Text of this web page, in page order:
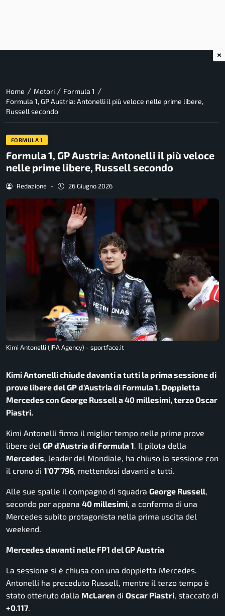
Home / Motori / Formula 1 /
Formula 1, GP Austria: Antonelli il più veloce nelle prime libere,
Russell secondo
FORMULA 1
Formula 1, GP Austria: Antonelli il più veloce
nelle prime libere, Russell secondo
Redazione - 26 Giugno 2026
Kimi Antonelli (IPA Agency) - sportface.it
Kimi Antonelli chiude davanti a tutti la prima sessione di
prove libere del GP d’Austria di Formula 1. Doppietta
Mercedes con George Russell a 40 millesimi, terzo Oscar
Piastri.
Kimi Antonelli firma il miglior tempo nelle prime prove
libere del GP d’Austria di Formula 1. Il pilota della
Mercedes, leader del Mondiale, ha chiuso la sessione con
il crono di 1’07”796, mettendosi davanti a tutti.
Alle sue spalle il compagno di squadra George Russell,
secondo per appena 40 millesimi, a conferma di una
Mercedes subito protagonista nella prima uscita del
weekend.
Mercedes davanti nelle FP1 del GP Austria
La sessione si è chiusa con una doppietta Mercedes.
Antonelli ha preceduto Russell, mentre il terzo tempo è
stato ottenuto dalla McLaren di Oscar Piastri, staccato di
+0.117.
×